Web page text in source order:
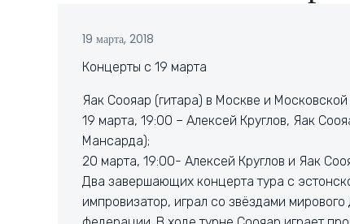
19 марта, 2018
Концерты с 19 марта
Яак Соояар (гитара) в Москве и Московской
19 марта, 19:00 – Алексей Круглов, Яак
Мансарда);
20 марта, 19:00- Алексей Круглов и Яак
Два завершающих концерта тура с
импровизатор, играл со звёздами